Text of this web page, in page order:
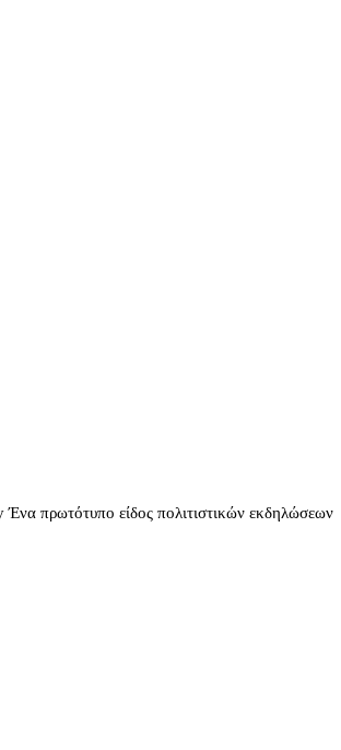
είδος πολιτιστικών εκδηλώσεων